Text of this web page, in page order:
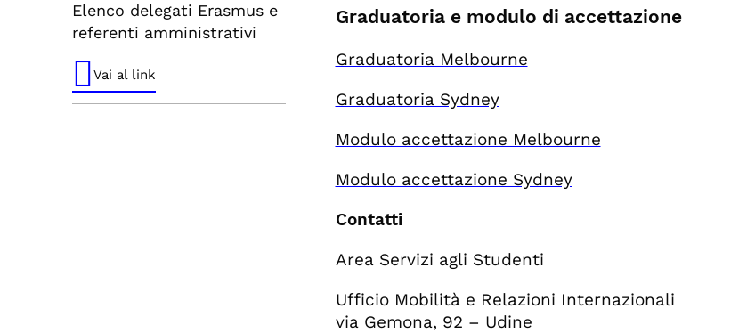
Graduatoria e modulo di accettazione
Graduatoria Melbourne
Graduatoria Sydney
Modulo accettazione Melbourne
Modulo accettazione Sydney
Contatti
Area Servizi agli Studenti
Ufficio Mobilità e Relazioni Internazionali
via Gemona, 92 – Udine
Elenco delegati Erasmus e
referenti amministrativi
Vai al link